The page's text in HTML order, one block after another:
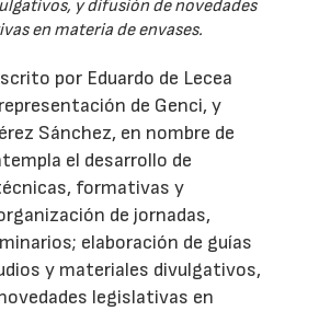
y difusión de novedades
en materia de envases.
por Eduardo de Lecea
de Genci, y
Sánchez, en nombre de
el desarrollo de
formativas y
de jornadas,
elaboración de guías
y materiales divulgativos,
legislativas en